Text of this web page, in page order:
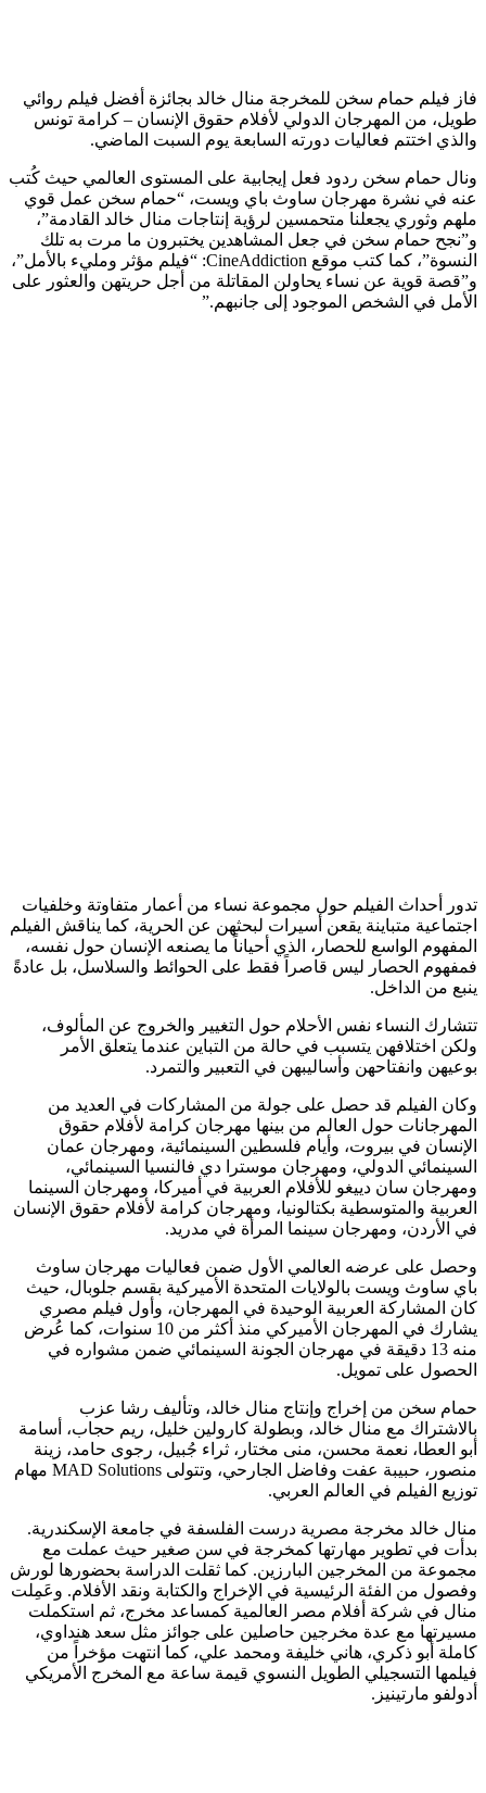
فاز فيلم حمام سخن للمخرجة منال خالد بجائزة أفضل فيلم روائي
طويل، من المهرجان الدولي لأفلام حقوق الإنسان – كرامة تونس
والذي اختتم فعاليات دورته السابعة يوم السبت الماضي.
ونال حمام سخن ردود فعل إيجابية على المستوى العالمي حيث كُتب
عنه في نشرة مهرجان ساوث باي ويست، “حمام سخن عمل قوي
ملهم وثوري يجعلنا متحمسين لرؤية إنتاجات منال خالد القادمة”،
و”نجح حمام سخن في جعل المشاهدين يختبرون ما مرت به تلك
النسوة”، كما كتب موقع CineAddiction: “فيلم مؤثر ومليء بالأمل”،
و”قصة قوية عن نساء يحاولن المقاتلة من أجل حريتهن والعثور على
الأمل في الشخص الموجود إلى جانبهم.”
تدور أحداث الفيلم حول مجموعة نساء من أعمار متفاوتة وخلفيات
اجتماعية متباينة يقعن أسيرات لبحثهن عن الحرية، كما يناقش الفيلم
المفهوم الواسع للحصار، الذي أحياناً ما يصنعه الإنسان حول نفسه،
فمفهوم الحصار ليس قاصراً فقط على الحوائط والسلاسل، بل عادةً
ينبع من الداخل.
تتشارك النساء نفس الأحلام حول التغيير والخروج عن المألوف،
ولكن اختلافهن يتسبب في حالة من التباين عندما يتعلق الأمر
بوعيهن وانفتاحهن وأساليبهن في التعبير والتمرد.
وكان الفيلم قد حصل على جولة من المشاركات في العديد من
المهرجانات حول العالم من بينها مهرجان كرامة لأفلام حقوق
الإنسان في بيروت، وأيام فلسطين السينمائية، ومهرجان عمان
السينمائي الدولي، ومهرجان موسترا دي فالنسيا السينمائي،
ومهرجان سان دييغو للأفلام العربية في أميركا، ومهرجان السينما
العربية والمتوسطية بكتالونيا، ومهرجان كرامة لأفلام حقوق الإنسان
في الأردن، ومهرجان سينما المرأة في مدريد.
وحصل على عرضه العالمي الأول ضمن فعاليات مهرجان ساوث
باي ساوث ويست بالولايات المتحدة الأميركية بقسم جلوبال، حيث
كان المشاركة العربية الوحيدة في المهرجان، وأول فيلم مصري
يشارك في المهرجان الأميركي منذ أكثر من 10 سنوات، كما عُرض
منه 13 دقيقة في مهرجان الجونة السينمائي ضمن مشواره في
الحصول على تمويل.
حمام سخن من إخراج وإنتاج منال خالد، وتأليف رشا عزب
بالاشتراك مع منال خالد، وبطولة كارولين خليل، ريم حجاب، أسامة
أبو العطا، نعمة محسن، منى مختار، ثراء جُبيل، رجوى حامد، زينة
منصور، حبيبة عفت وفاضل الجارحي، وتتولى MAD Solutions مهام
توزيع الفيلم في العالم العربي‎.
منال خالد مخرجة مصرية درست الفلسفة في جامعة الإسكندرية.
بدأت في تطوير مهارتها كمخرجة في سن صغير حيث عملت مع
مجموعة من المخرجين البارزين. كما ثقلت الدراسة بحضورها لورش
وفصول من الفئة الرئيسية في الإخراج والكتابة ونقد الأفلام. وعَمِلت
منال في شركة أفلام مصر العالمية كمساعد مخرج، ثم استكملت
مسيرتها مع عدة مخرجين حاصلين على جوائز مثل سعد هنداوي،
كاملة أبو ذكري، هاني خليفة ومحمد علي، كما انتهت مؤخراً من
فيلمها التسجيلي الطويل النسوي قيمة ساعة مع المخرج الأمريكي
أدولفو مارتينيز.